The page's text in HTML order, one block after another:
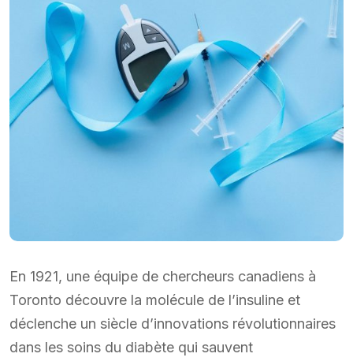
En 1921, une équipe de chercheurs canadiens à
Toronto découvre la molécule de l’insuline et
déclenche un siècle d’innovations révolutionnaires
dans les soins du diabète qui sauvent